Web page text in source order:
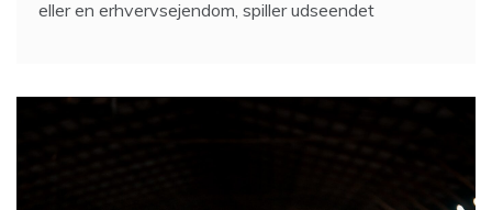
eller en erhvervsejendom, spiller udseendet